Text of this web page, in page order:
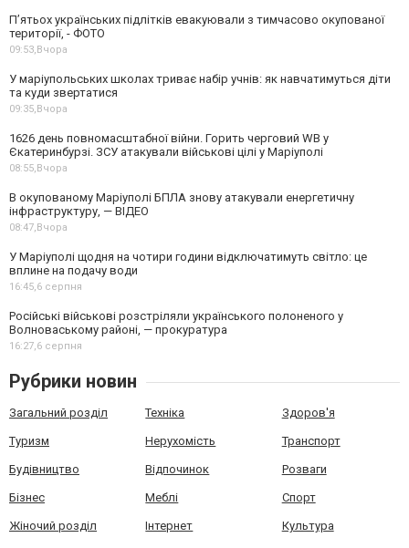
П’ятьох українських підлітків евакуювали з тимчасово окупованої
території, - ФОТО
09:53,Вчора
У маріупольських школах триває набір учнів: як навчатимуться діти
та куди звертатися
09:35,Вчора
1626 день повномасштабної війни. Горить черговий WB у
Єкатеринбурзі. ЗСУ атакували військові цілі у Маріуполі
08:55,Вчора
В окупованому Маріуполі БПЛА знову атакували енергетичну
інфраструктуру, — ВІДЕО
08:47,Вчора
У Маріуполі щодня на чотири години відключатимуть світло: це
вплине на подачу води
16:45,6 серпня
Російські військові розстріляли українського полоненого у
Волноваському районі, — прокуратура
16:27,6 серпня
Рубрики новин
Загальний розділ Техніка Здоров'я
Туризм Нерухомість Транспорт
Будівництво Відпочинок Розваги
Бізнес Меблі Спорт
Жіночий розділ Інтернет Культура